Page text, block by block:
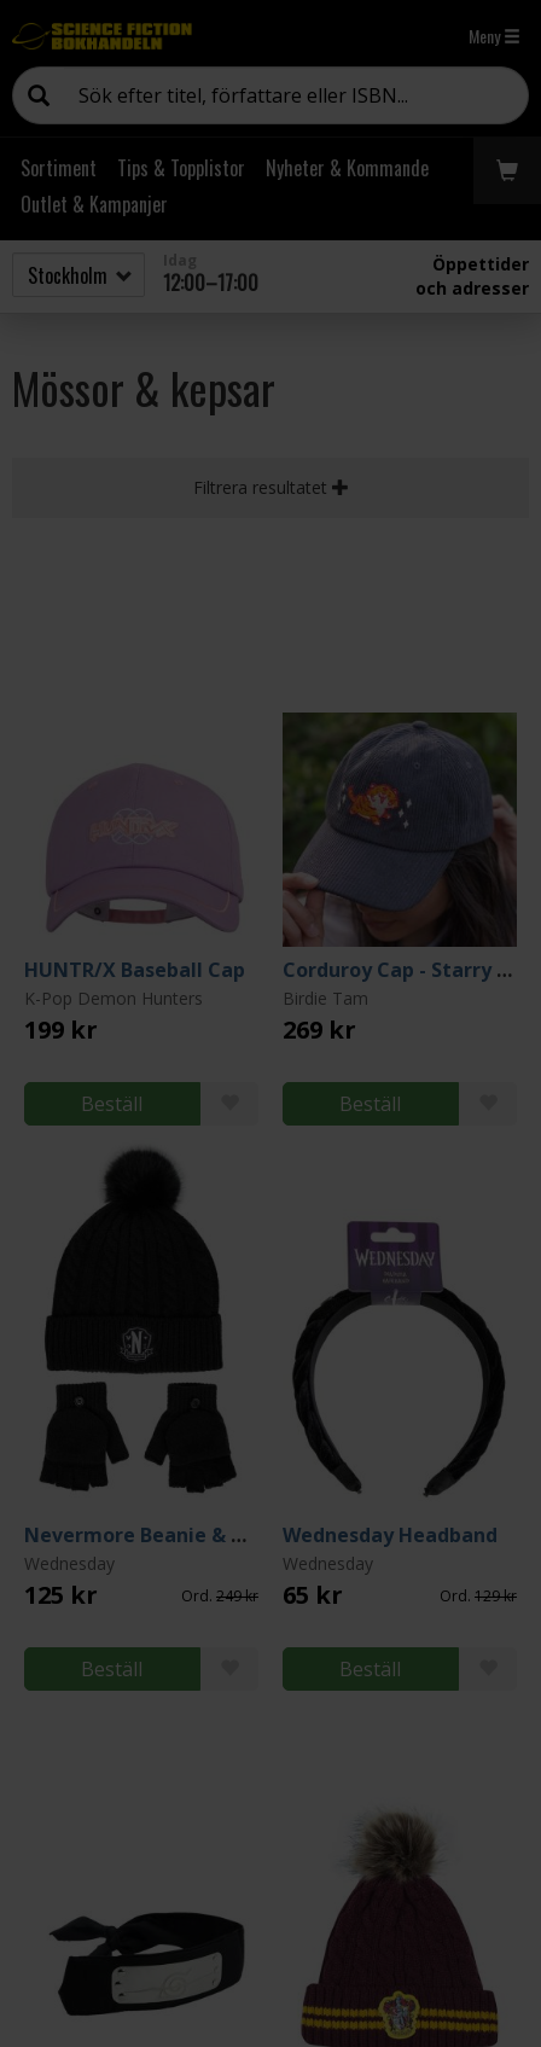
Meny
Sortiment Tips & Topplistor
Nyheter & Kommande
Outlet & Kampanjer
12:00–17:00
Öppettider
och adresser
Mössor & kepsar
Filtrera resultatet
HUNTR/X Baseball Cap
K-Pop Demon Hunters
199 kr
Beställ
Corduroy Cap - Starry Tiger
Birdie Tam
269 kr
Beställ
Nevermore Beanie & Gloves Set
Wednesday
125 kr Ord. 249 kr
Beställ
Wednesday Headband
Wednesday
65 kr Ord. 129 kr
Beställ